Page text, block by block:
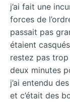
j’ai fait une
forces de
passait pas
étaient
restez pas
deux minutes
j’ai entendu
et c’était des